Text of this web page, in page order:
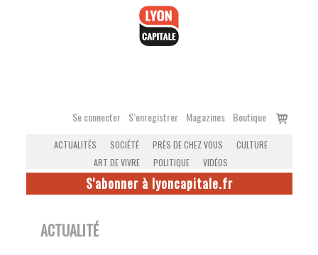
Se connecter S’enregistrer Magazines Boutique
Voir
ACTUALITÉS SOCIÉTÉ PRÈS DE CHEZ VOUS
CULTURE
ART DE VIVRE
POLITIQUE VIDÉOS
S'abonner à lyoncapitale.fr
ACTUALITÉ